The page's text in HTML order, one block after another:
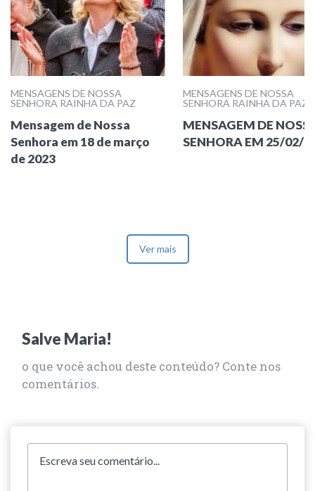
MENSAGENS DE NOSSA
SENHORA RAINHA DA PAZ
Mensagem de Nossa
Senhora em 18 de março
de 2023
MENSAGENS DE NOSSA
SENHORA RAINHA DA PAZ
MENSAGEM DE
SENHORA EM 25/02/
Ver mais
Salve Maria!
o que você achou deste conteúdo? Conte nos
comentários.